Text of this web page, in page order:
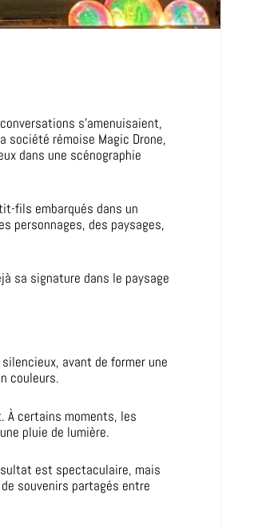
s’amenuisaient,
société rémoise Magic Drone,
dans une scénographie
fils embarqués dans un
personnages, des paysages,
sa signature dans le paysage
avant de former une
couleurs.
À certains moments, les
pluie de lumière.
est spectaculaire, mais
souvenirs partagés entre